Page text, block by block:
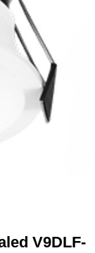
V9DLF-